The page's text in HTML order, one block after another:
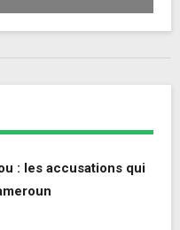
: les accusations qui